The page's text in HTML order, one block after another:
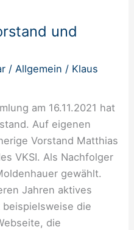
und
/ Allgemein / Klaus
am 16.11.2021 hat
Auf eigenen
Vorstand Matthias
VKSI. Als Nachfolger
gewählt.
Jahren aktives
die
die